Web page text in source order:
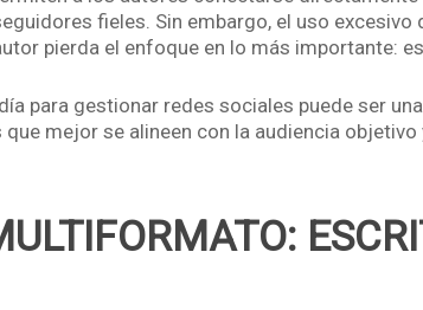
fieles. Sin embargo, el uso excesivo
pierda el enfoque en lo más importante:
para gestionar redes sociales puede ser
mejor se alineen con la audiencia objetivo